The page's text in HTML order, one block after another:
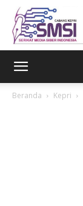
Beranda Kepri